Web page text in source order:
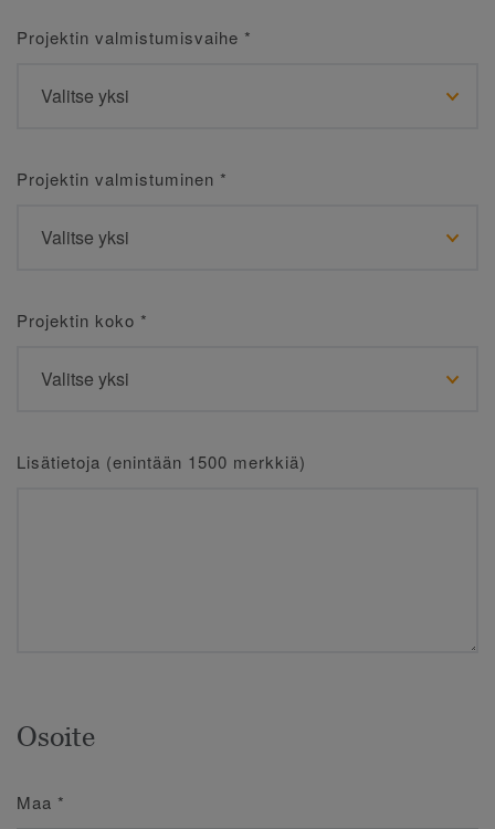
Projektin valmistumisvaihe *
Projektin valmistuminen *
Projektin koko *
Lisätietoja (enintään 1500 merkkiä)
Osoite
Maa *